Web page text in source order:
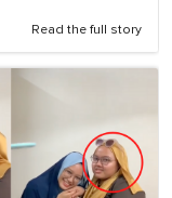
Read the full story